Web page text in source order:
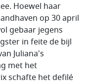
Hoewel haar
op 30 april
gebaar jegens
in feite de bijl
Juliana's
met het
schafte het defilé